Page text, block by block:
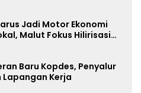
Jadi Motor Ekonomi
Malut Fokus Hilirisasi
Baru Kopdes, Penyalur
Kerja